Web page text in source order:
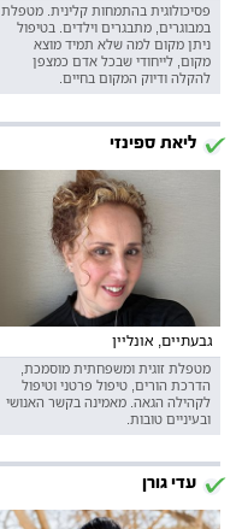
פסיכולוגית בהתמחות קלינית. מטפלת
במבוגרים, מתבגרים וילדים. בטיפול
ניתן מקום למה שלא תמיד מוצא
מקום, לייחודי שבכל אדם כמצפן
להקלה ודיוק המקום בחיים.
ליאת ספינזי
גבעתיים, אונליין
מטפלת זוגית ומשפחתית מוסמכת,
הדרכת הורים, טיפול פרטני וטיפול
לקהילה הגאה. מאמינה בקשר האנושי
ובעיניים טובות.
עדי גורן